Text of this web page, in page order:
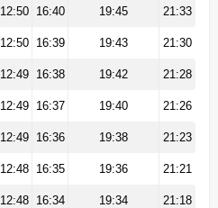
12:50 16:40 19:45 21:33
12:50 16:39 19:43 21:30
12:49 16:38 19:42 21:28
12:49 16:37 19:40 21:26
12:49 16:36 19:38 21:23
12:48 16:35 19:36 21:21
12:48 16:34 19:34 21:18